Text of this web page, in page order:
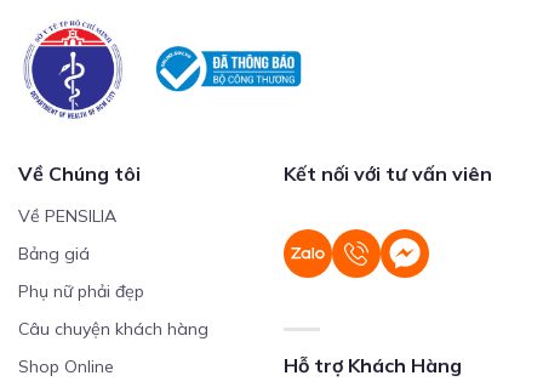
Về Chúng tôi
Về PENSILIA
Bảng giá
Phụ nữ phải đẹp
Câu chuyện khách hàng
Shop Online
Kết nối với tư vấn viên
Hỗ trợ Khách Hàng